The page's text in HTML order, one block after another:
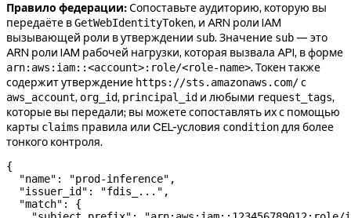
Правило федерации:Сопоставьте аудиторию, которую вы
передаёте вGetWebIdentityToken, и ARN роли IAM
вызывающей роли в утверждении sub. Значение sub — это
ARN роли IAM рабочей нагрузки, которая вызвала API, в форме
arn:aws:iam::<account>:role/<role-name>. Токен также
содержит утверждение https://sts.amazonaws.com/с
aws_account, org_id, principal_id и любыми request_tags,
которые вы передали; вы можете сопоставлять их с помощью
карты claims правила или CEL-условия conditionдля более
тонкого контроля.
{
  "name"
: "prod-inference" ,
  "issuer_id"
: "fdis_..." ,
  "match"
: {